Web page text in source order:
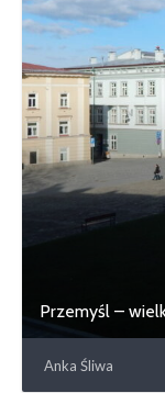
Przemyśl –
Anka Śliwa